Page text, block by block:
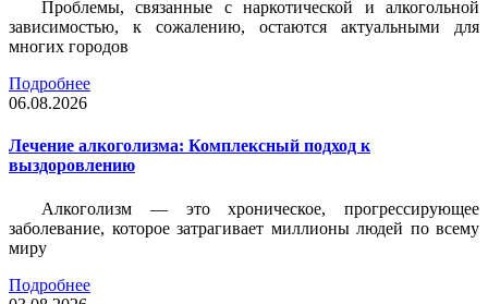
Проблемы, связанные с наркотической и алкогольной
зависимостью, к сожалению, остаются актуальными для
многих городов
Подробнее
06.08.2026
Лечение алкоголизма: Комплексный подход к
выздоровлению
Алкоголизм — это хроническое, прогрессирующее
заболевание, которое затрагивает миллионы людей по всему
миру
Подробнее